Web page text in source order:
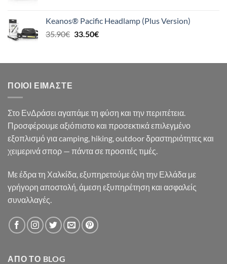
21.90€.είναι:
19.50€.
Keanos® Pacific Headlamp (Plus Version)
35.90€ Original
35.90€.
33.50€Η
είναι:
ΠΟΙΟΙ ΕΊΜΑΣΤΕ
Στο ΕνΔράσει αγαπάμε τη φύση και την περιπέτεια.
Προσφέρουμε αξιόπιστο και προσεκτικά επιλεγμένο
εξοπλισμό για camping, hiking, outdoor δραστηριότητες και
χειμερινά σπορ — πάντα σε προσιτές τιμές.
Με έδρα τη Χαλκίδα, εξυπηρετούμε όλη την Ελλάδα με
γρήγορη αποστολή, άμεση εξυπηρέτηση και ασφαλείς
συναλλαγές.
ΑΠΌ ΤΟ BLOG